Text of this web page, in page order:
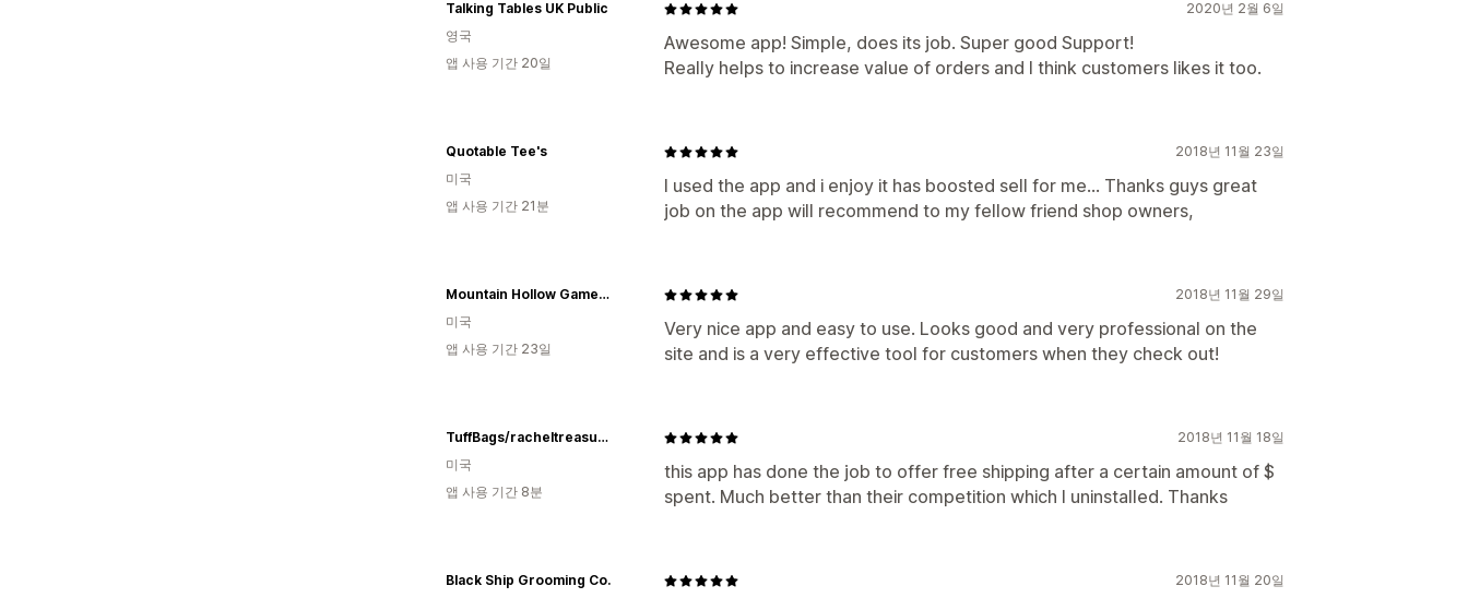
2020년 2월 6일
Awesome app! Simple, does its job. Super good Support!
Really helps to increase value of orders and I think customers likes it too.
Talking Tables UK Public
영국
앱 사용 기간 20일
2018년 11월 23일
I used the app and i enjoy it has boosted sell for me... Thanks guys great
job on the app will recommend to my fellow friend shop owners,
Quotable Tee's
미국
앱 사용 기간 21분
2018년 11월 29일
Very nice app and easy to use. Looks good and very professional on the
site and is a very effective tool for customers when they check out!
Mountain Hollow Game Calls
미국
앱 사용 기간 23일
2018년 11월 18일
this app has done the job to offer free shipping after a certain amount of $
spent. Much better than their competition which I uninstalled. Thanks
TuffBags/racheltreasures
미국
앱 사용 기간 8분
2018년 11월 20일
Black Ship Grooming Co.